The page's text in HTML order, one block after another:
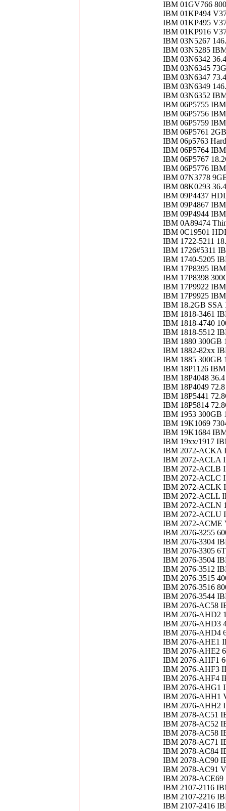
IBM 01GV766
IBM 01KP494
IBM 01KP495
IBM 01KP916
IBM 03N5267
IBM 03N5285
IBM 03N6342
IBM 03N6345
IBM 03N6347
IBM 03N6349
IBM 03N6352
IBM 06P5755
IBM 06P5756
IBM 06P5759
IBM 06P5761
IBM 06p5763
IBM 06P5764
IBM 06P5767
IBM 06P5776
IBM 07N3778
IBM 08K0293
IBM 09P4437
IBM 09P4867
IBM 09P4944
IBM 0A89474
IBM 0C19501
IBM 1722-5211
IBM 1726#5311
IBM 1740-5205
IBM 17P8395
IBM 17P8398
IBM 17P9922
IBM 17P9925
IBM 18.2GB SSA
IBM 1818-3461
IBM 1818-4740
IBM 1818-5512
IBM 1880 300GB
IBM 1882-82xx
IBM 1885 300GB
IBM 18P1126
IBM 18P4048
IBM 18P4049
IBM 18P5441
IBM 18P5814
IBM 1953 300GB
IBM 19K1069
IBM 19K1684
IBM 19xx/1917
IBM 2072-ACKA
IBM 2072-ACLA
IBM 2072-ACLB
IBM 2072-ACLC
IBM 2072-ACLK
IBM 2072-ACLL
IBM 2072-ACLN
IBM 2072-ACLU
IBM 2072-ACME
IBM 2076-3255
IBM 2076-3304
IBM 2076-3305
IBM 2076-3504
IBM 2076-3512
IBM 2076-3515
IBM 2076-3516
IBM 2076-3544
IBM 2076-AC58
IBM 2076-AHD2
IBM 2076-AHD3
IBM 2076-AHD4
IBM 2076-AHE1
IBM 2076-AHE2
IBM 2076-AHF1
IBM 2076-AHF3
IBM 2076-AHF4
IBM 2076-AHG1
IBM 2076-AHH1
IBM 2076-AHH2
IBM 2078-AC51
IBM 2078-AC52
IBM 2078-AC58
IBM 2078-AC71
IBM 2078-AC84
IBM 2078-AC90
IBM 2078-AC91
IBM 2078-ACE69
IBM 2107-2116
IBM 2107-2216
IBM 2107-2416